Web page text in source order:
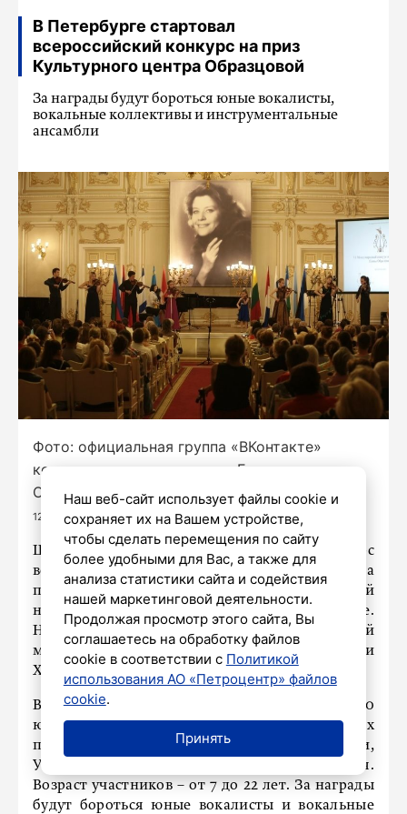
В Петербурге стартовал
всероссийский конкурс на приз
Культурного центра Образцовой
За награды будут бороться юные вокалисты,
вокальные коллективы и инструментальные
ансамбли
Фото: официальная группа «ВКонтакте»
конкурса юных вокалистов Елены
Образцовой/https://vk.com/albums-123243857?z=photo-
123243857_429620388%2Fphotos-123243857
Шестой открытый Всероссийский конкурс
вокального и инструментального искусства на
приз Культурного центра Елены Образцовой
начался в родном городе певицы – Петербурге.
На открытии участники почтили минутой
молчания память жертв теракта в «Крокус Сити
Холле», сообщили в пресс-службе центра.
В этом году в конкурсе примут участие 420
юных музыкантов более чем из 75 населенных
пунктов России, а также из Белоруссии,
Узбекистана, Азербайджана, Сербии и Китая.
Возраст участников – от 7 до 22 лет. За награды
будут бороться юные вокалисты и вокальные
Наш веб-сайт использует файлы cookie и
сохраняет их на Вашем устройстве,
чтобы сделать перемещения по сайту
более удобными для Вас, а также для
анализа статистики сайта и содействия
нашей маркетинговой деятельности.
Продолжая просмотр этого сайта, Вы
соглашаетесь на обработку файлов
cookie в соответствии с Политикой
использования АО «Петроцентр» файлов
cookie.
Принять